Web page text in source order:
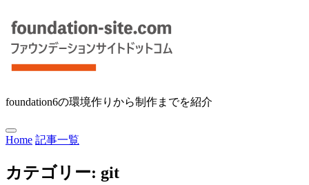
foundation6の環境作りから制作までを紹介
Home 記事一覧
カテゴリー: git